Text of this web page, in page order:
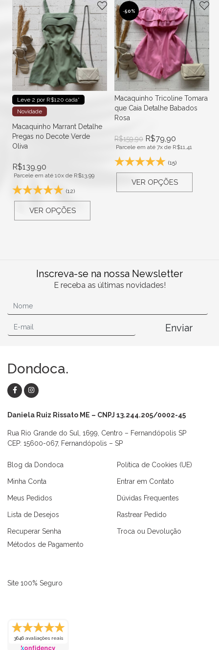
Macaquinhos
Leve 2 por R$120 cada*
Novidade
Macaquinho Marrant Detalhe
Pregas no Decote Verde
Oliva
R$139,90
Parcele em até 10x de R$13,99
(12)
VER OPÇÕES
-50%
Macaquinho Tricoline Tomara
que Caia Detalhe Babados
Rosa
R$159,90 R$79,90
Parcele em até 7x de R$11,41
(15)
VER OPÇÕES
Inscreva-se na nossa Newsletter
E receba as últimas novidades!
Enviar
Dondoca.
Daniela Ruiz Rissato ME – CNPJ 13.244.205/0002-45
Rua Rio Grande do Sul, 1699, Centro – Fernandópolis SP
CEP: 15600-067, Fernandópolis – SP
Blog da Dondoca
Minha Conta
Meus Pedidos
Lista de Desejos
Recuperar Senha
Política de Cookies (UE)
Entrar em Contato
Dúvidas Frequentes
Rastrear Pedido
Troca ou Devolução
Métodos de Pagamento
Site 100% Seguro
3646 avaliações reais